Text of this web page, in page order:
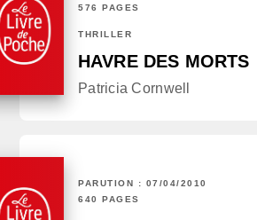
576 PAGES
THRILLER
HAVRE DES MORTS
Patricia Cornwell
PARUTION : 07/04/2010
640 PAGES